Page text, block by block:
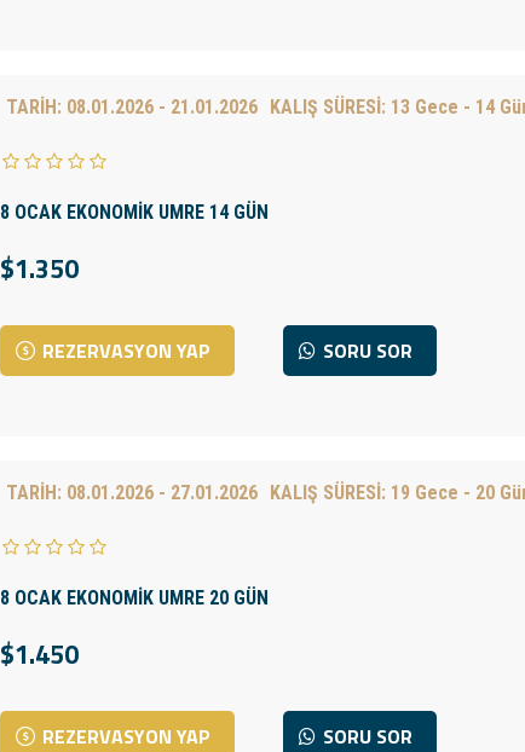
TARİH: 08.01.2026 - 21.01.2026 KALIŞ SÜRESİ: 13 Gece - 14
8 OCAK EKONOMİK UMRE 14 GÜN
$1.350
REZERVASYON YAP SORU SOR
TARİH: 08.01.2026 - 27.01.2026 KALIŞ SÜRESİ: 19 Gece - 20
8 OCAK EKONOMİK UMRE 20 GÜN
$1.450
REZERVASYON YAP SORU SOR